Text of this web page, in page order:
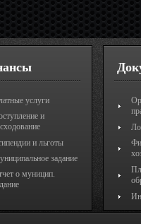
услуги
и
и льготы
задание
о муницип.